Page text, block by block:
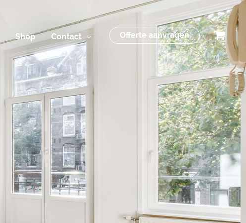
Shop Contact Offerte aanvragen